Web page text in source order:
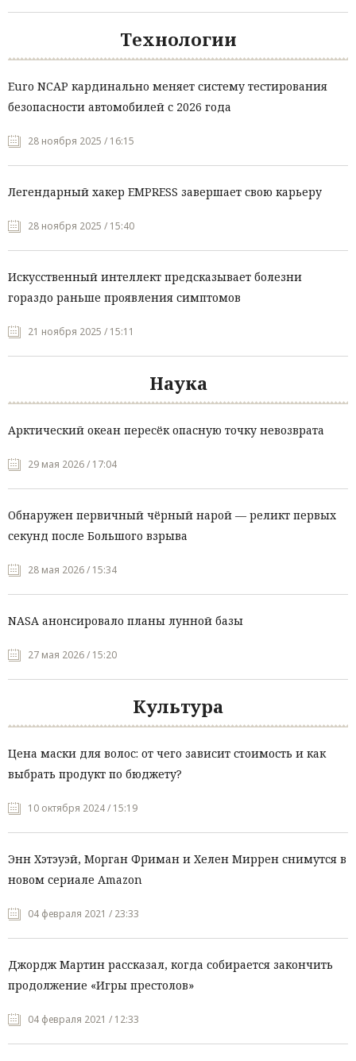
Технологии
Euro NCAP кардинально меняет систему тестирования
безопасности автомобилей с 2026 года
28 ноября 2025 / 16:15
Легендарный хакер EMPRESS завершает свою карьеру
28 ноября 2025 / 15:40
Искусственный интеллект предсказывает болезни
гораздо раньше проявления симптомов
21 ноября 2025 / 15:11
Наука
Арктический океан пересёк опасную точку невозврата
29 мая 2026 / 17:04
Обнаружен первичный чёрный нарой — реликт первых
секунд после Большого взрыва
28 мая 2026 / 15:34
NASA анонсировало планы лунной базы
27 мая 2026 / 15:20
Культура
Цена маски для волос: от чего зависит стоимость и как
выбрать продукт по бюджету?
10 октября 2024 / 15:19
Энн Хэтэуэй, Морган Фриман и Хелен Миррен снимутся в
новом сериале Amazon
04 февраля 2021 / 23:33
Джордж Мартин рассказал, когда собирается закончить
продолжение «Игры престолов»
04 февраля 2021 / 12:33